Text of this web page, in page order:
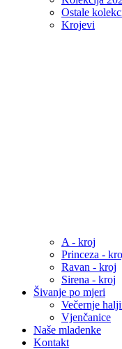
Ostale
Krojevi
A - kroj
Princeza -
Ravan - kroj
Sirena - kroj
Šivanje po mjeri
Večernje
Vjenčanice
Naše mladenke
Kontakt